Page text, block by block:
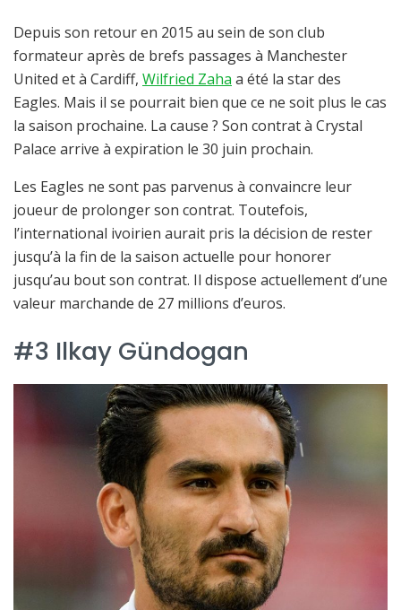
Depuis son retour en 2015 au sein de son club
formateur après de brefs passages à Manchester
United et à Cardiff, Wilfried Zaha a été la star des
Eagles. Mais il se pourrait bien que ce ne soit plus le cas
la saison prochaine. La cause ? Son contrat à Crystal
Palace arrive à expiration le 30 juin prochain.
Les Eagles ne sont pas parvenus à convaincre leur
joueur de prolonger son contrat. Toutefois,
l’international ivoirien aurait pris la décision de rester
jusqu’à la fin de la saison actuelle pour honorer
jusqu’au bout son contrat. Il dispose actuellement d’une
valeur marchande de 27 millions d’euros.
#3 Ilkay Gündogan